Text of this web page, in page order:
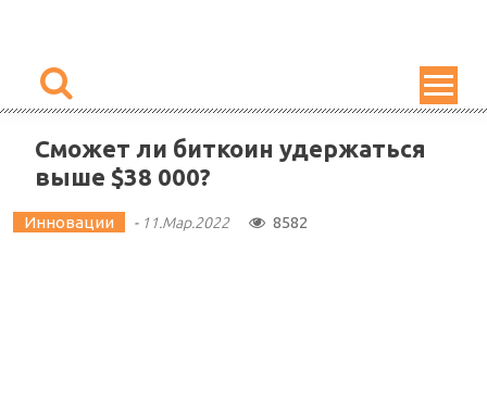
Сможет ли биткоин удержаться
выше $38 000?
Инновации - 11.Мар.2022 8582